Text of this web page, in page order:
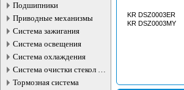
Подшипники
Приводные механизмы
Система зажигания
Система освещения
Система охлаждения
Система очистки стекол и
фар
Тормозная система
KR DSZ0003ER
KR DSZ0003MY